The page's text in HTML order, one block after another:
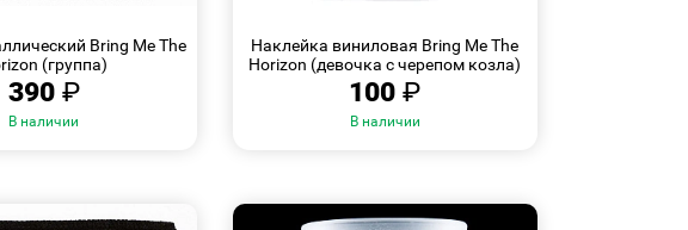
Bring Me The
(группа)
390 ₽
В наличии
Наклейка виниловая Bring Me The
Horizon (девочка с черепом козла)
100₽
В наличии